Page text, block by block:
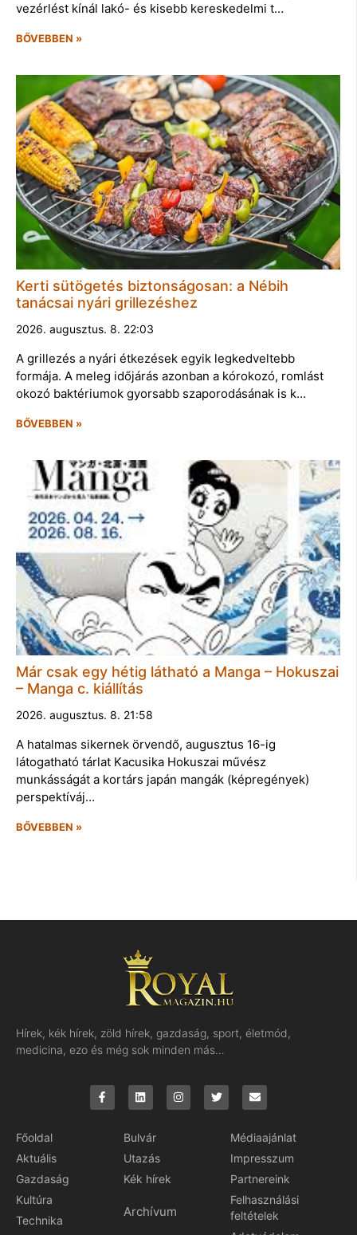
vezérlést kínál lakó- és kisebb kereskedelmi t…
BŐVEBBEN »
Kerti sütögetés biztonságosan: a Nébih
tanácsai nyári grillezéshez
2026. augusztus. 8. 22:03
A grillezés a nyári étkezések egyik legkedveltebb
formája. A meleg időjárás azonban a kórokozó, romlást
okozó baktériumok gyorsabb szaporodásának is k…
BŐVEBBEN »
Már csak egy hétig látható a Manga – Hokuszai
– Manga c. kiállítás
2026. augusztus. 8. 21:58
A hatalmas sikernek örvendő, augusztus 16-ig
látogatható tárlat Kacusika Hokuszai művész
munkásságát a kortárs japán mangák (képregények)
perspektíváj…
BŐVEBBEN »
Hírek, kék hírek, zöld hírek, gazdaság, sport, életmód,
medicina, ezo és még sok minden más…
Főoldal
Aktuális
Gazdaság
Kultúra
Technika
Bulvár
Utazás
Kék hírek
Archívum
Médiaajánlat
Impresszum
Partnereink
Felhasználási
feltételek